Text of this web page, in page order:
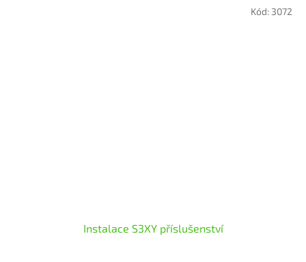
Instalace S3XY příslušenství
Kód: 3072